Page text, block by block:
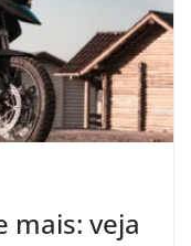
mais: veja